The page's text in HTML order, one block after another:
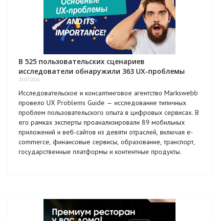
В 525 пользовательских сценариев
исследователи обнаружили 363 UX-проблемы
23.07.2026
Исследовательское и консалтинговое агентство Markswebb
провело UX Problems Guide — исследование типичных
проблем пользовательского опыта в цифровых сервисах. В
его рамках эксперты проанализировали 89 мобильных
приложений и веб-сайтов из девяти отраслей, включая e-
commerce, финансовые сервисы, образование, транспорт,
государственные платформы и контентные продукты.